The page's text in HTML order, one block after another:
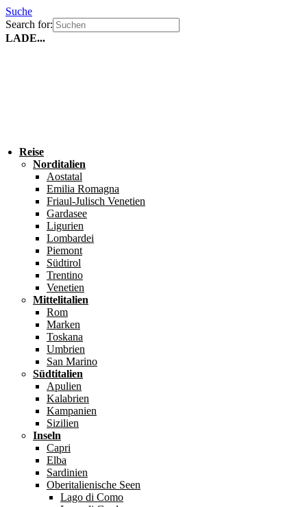
Suche
Search for:
LADE...
Reise
Norditalien
Aostatal
Emilia Romagna
Friaul-Julisch Venetien
Gardasee
Ligurien
Lombardei
Piemont
Südtirol
Trentino
Venetien
Mittelitalien
Rom
Marken
Toskana
Umbrien
San Marino
Südtitalien
Apulien
Kalabrien
Kampanien
Sizilien
Inseln
Capri
Elba
Sardinien
Oberitalienische Seen
Lago di Como